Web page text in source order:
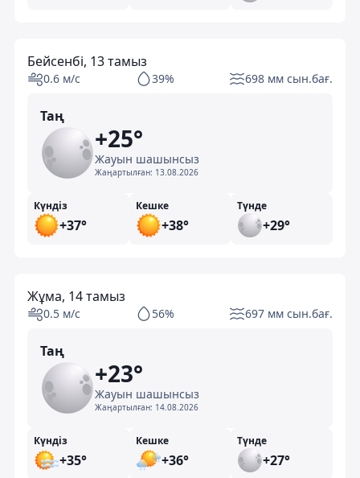
Бейсенбі, 13 тамыз
0.6 м/с 39% 698 мм сын.бағ.
Таң
+25°
Жауын шашынсыз
Жаңартылған: 13.08.2026
Күндіз
+37°
Кешке
+38°
Түнде
+29°
Жұма, 14 тамыз
0.5 м/с 56% 697 мм сын.бағ.
Таң
+23°
Жауын шашынсыз
Жаңартылған: 14.08.2026
Күндіз
+35°
Кешке
+36°
Түнде
+27°